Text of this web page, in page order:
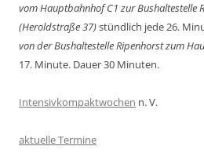
vom Hauptbahnhof C1 zur Bushaltestelle
(Heroldstraße 37)stündlich jede 26.
von der Bushaltestelle Ripenhorst zum
17. Minute. Dauer 30 Minuten.
Intensivkompaktwochen n. V.
aktuelle Termine